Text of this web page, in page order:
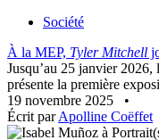
Société
À la MEP, Tyler Mitchell
Jusqu’au 25 janvier
présente la première
19 novembre 2025
•
Écrit parApolline Coëffet